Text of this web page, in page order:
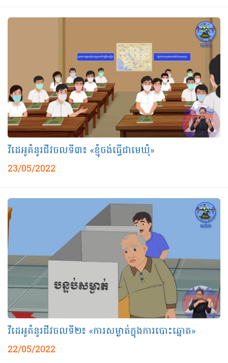
វីដេអូគំនូរជីវចលទី៣៖ «ខ្ញុំចង់ធ្វើជាមេឃុំ»
23/05/2022
វីដេអូគំនូរជីវចលទី២៖ «ការសម្ងាត់ក្នុងការបោះឆ្នោត»
22/05/2022